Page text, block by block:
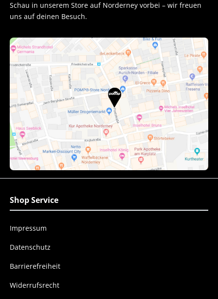
Schau in unserem Store auf Norderney vorbei – wir freuen
uns auf deinen Besuch.
Shop Service
Impressum
Datenschutz
Barrierefreiheit
Widerrufsrecht